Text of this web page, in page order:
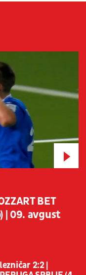
BET
| 09. avgust
2:2 |